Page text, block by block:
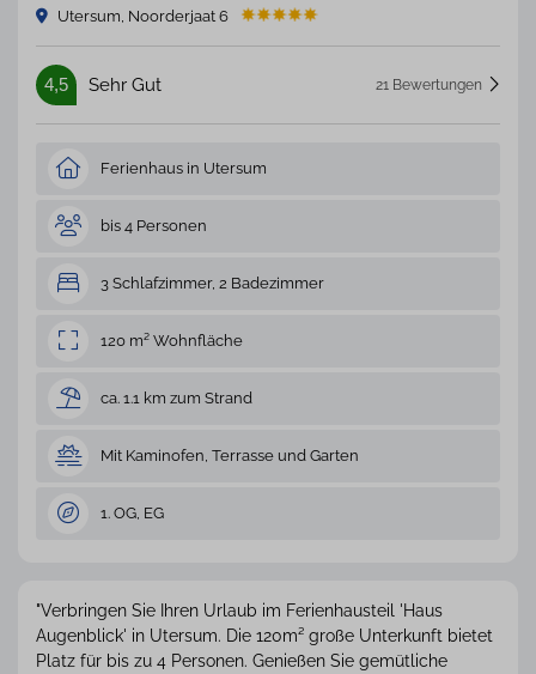
Utersum, Noorderjaat 6
4,5 Sehr Gut 21 Bewertungen
Ferienhaus in Utersum
bis 4 Personen
3 Schlafzimmer, 2 Badezimmer
120 m² Wohnfläche
ca. 1.1 km zum Strand
Mit Kaminofen, Terrasse und Garten
1. OG, EG
"Verbringen Sie Ihren Urlaub im Ferienhausteil 'Haus
Augenblick' in Utersum. Die 120m² große Unterkunft bietet
Platz für bis zu 4 Personen. Genießen Sie gemütliche